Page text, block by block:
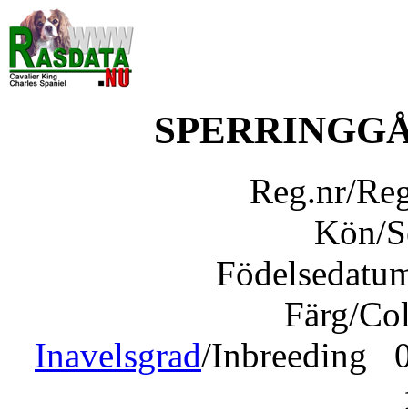
Reg.nr/
Kön/
Färg/
Inavelsgrad/Inbreeding